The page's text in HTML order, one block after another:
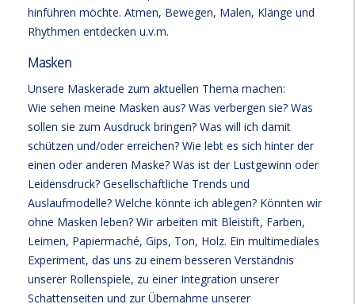
hinführen möchte. Atmen, Bewegen, Malen, Klänge und
Rhythmen entdecken u.v.m.
Masken
Unsere Maskerade zum aktuellen Thema machen:
Wie sehen meine Masken aus? Was verbergen sie? Was
sollen sie zum Ausdruck bringen? Was will ich damit
schützen und/oder erreichen? Wie lebt es sich hinter der
einen oder anderen Maske? Was ist der Lustgewinn oder
Leidensdruck? Gesellschaftliche Trends und
Auslaufmodelle? Welche könnte ich ablegen? Könnten wir
ohne Masken leben? Wir arbeiten mit Bleistift, Farben,
Leimen, Papiermaché, Gips, Ton, Holz. Ein multimediales
Experiment, das uns zu einem besseren Verständnis
unserer Rollenspiele, zu einer Integration unserer
Schattenseiten und zur Übernahme unserer